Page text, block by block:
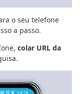
o seu telefone
a passo.
colar URL da